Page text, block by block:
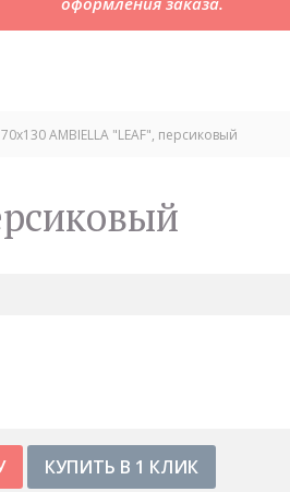
AMBIELLA "LEAF", персиковый
КУПИТЬ В 1 КЛИК